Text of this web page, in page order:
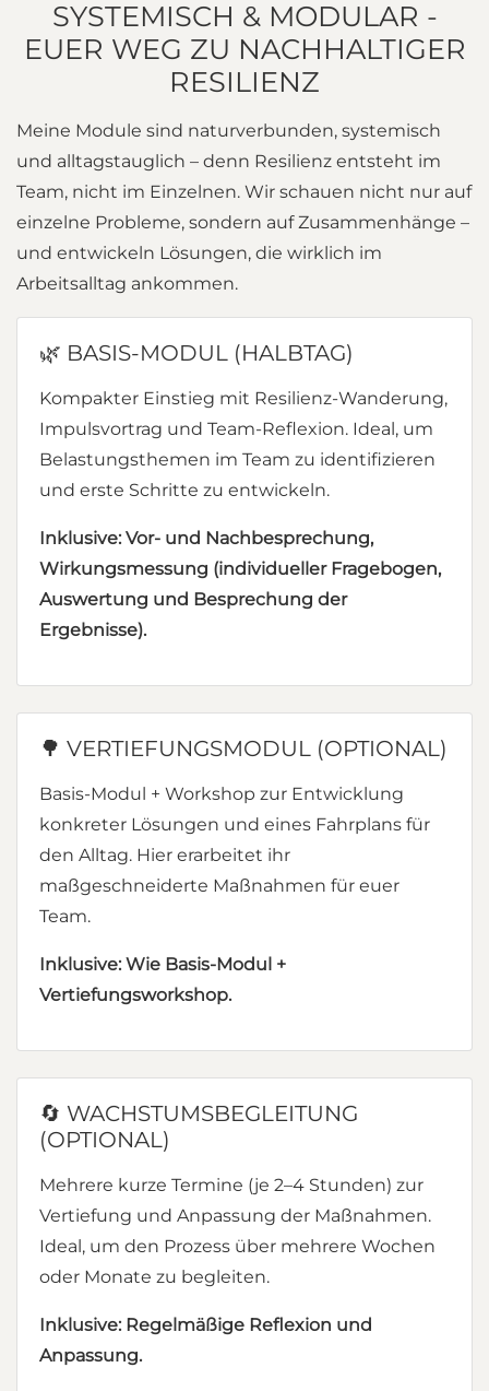
SYSTEMISCH & MODULAR -
EUER WEG ZU NACHHALTIGER
RESILIENZ
Meine Module sind naturverbunden, systemisch
und alltagstauglich – denn Resilienz entsteht im
Team, nicht im Einzelnen. Wir schauen nicht nur auf
einzelne Probleme, sondern auf Zusammenhänge –
und entwickeln Lösungen, die wirklich im
Arbeitsalltag ankommen.
🌿 BASIS-MODUL (HALBTAG)
Kompakter Einstieg mit Resilienz-Wanderung,
Impulsvortrag und Team-Reflexion. Ideal, um
Belastungsthemen im Team zu identifizieren
und erste Schritte zu entwickeln.
Inklusive: Vor- und Nachbesprechung,
Wirkungsmessung (individueller Fragebogen,
Auswertung und Besprechung der
Ergebnisse).
🌳 VERTIEFUNGSMODUL (OPTIONAL)
Basis-Modul + Workshop zur Entwicklung
konkreter Lösungen und eines Fahrplans für
den Alltag. Hier erarbeitet ihr
maßgeschneiderte Maßnahmen für euer
Team.
Inklusive: Wie Basis-Modul +
Vertiefungsworkshop.
🔄 WACHSTUMSBEGLEITUNG
(OPTIONAL)
Mehrere kurze Termine (je 2–4 Stunden) zur
Vertiefung und Anpassung der Maßnahmen.
Ideal, um den Prozess über mehrere Wochen
oder Monate zu begleiten.
Inklusive: Regelmäßige Reflexion und
Anpassung.